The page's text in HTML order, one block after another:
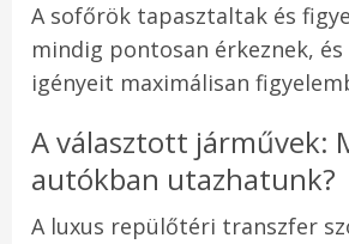
A sofőrök tapasztaltak és
mindig pontosan érkeznek, és
igényeit maximálisan
A választott járművek:
autókban utazhatunk?
A luxus repülőtéri transzfer